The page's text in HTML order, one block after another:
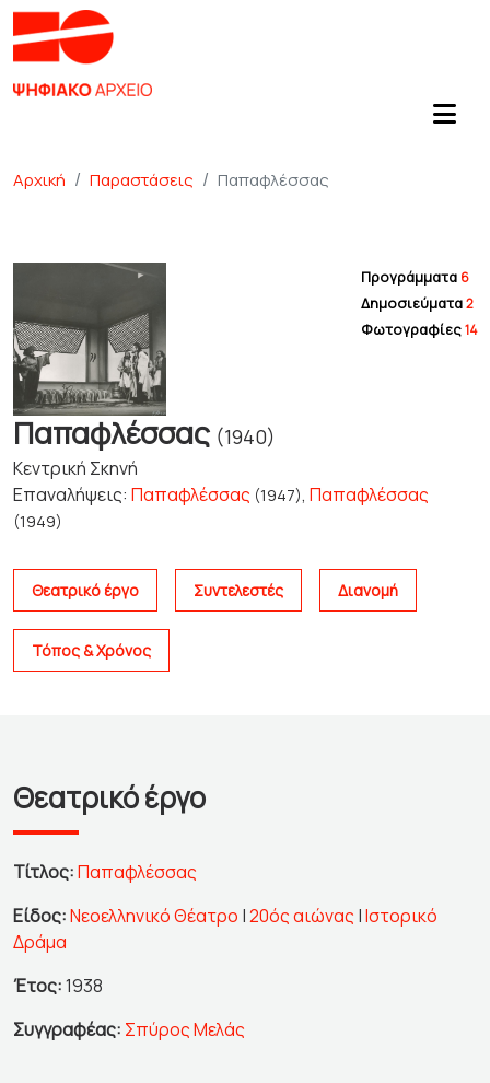
Αρχική Παραστάσεις Παπαφλέσσας
Προγράμματα 6
Δημοσιεύματα 2
Φωτογραφίες 14
Παπαφλέσσας (1940)
Κεντρική Σκηνή
Επαναλήψεις: Παπαφλέσσας (1947), Παπαφλέσσας
(1949)
Θεατρικό έργο Συντελεστές Διανομή
Τόπος & Χρόνος
Θεατρικό έργο
Τίτλος:Παπαφλέσσας
Είδος:Νεοελληνικό Θέατρο |20ός αιώνας |Ιστορικό
Δράμα
Έτος:1938
Συγγραφέας: Σπύρος Μελάς